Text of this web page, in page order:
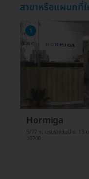
สาขาหรือแผนกที่
1
Hormiga
5/77 ถ. บรมราชชนนี ซ. 13
10700